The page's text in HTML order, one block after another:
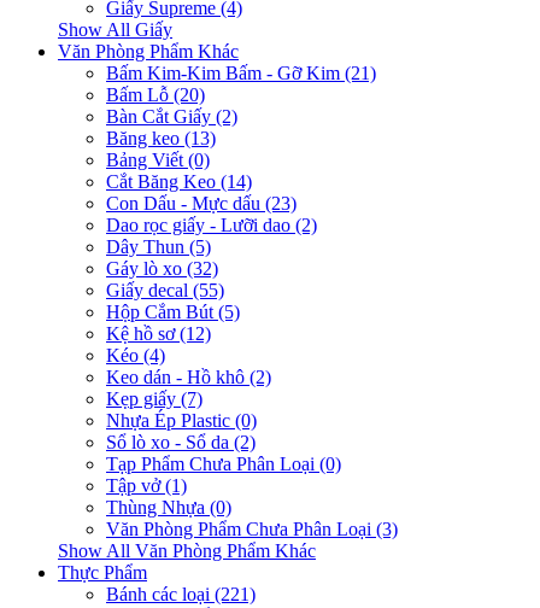
Giấy Supreme (4)
Show All Giấy
Văn Phòng Phẩm Khác
Bấm Kim-Kim Bấm - Gỡ Kim (21)
Bấm Lỗ (20)
Bàn Cắt Giấy (2)
Băng keo (13)
Bảng Viết (0)
Cắt Băng Keo (14)
Con Dấu - Mực dấu (23)
Dao rọc giấy - Lưỡi dao (2)
Dây Thun (5)
Gáy lò xo (32)
Giấy decal (55)
Hộp Cắm Bút (5)
Kệ hồ sơ (12)
Kéo (4)
Keo dán - Hồ khô (2)
Kẹp giấy (7)
Nhựa Ép Plastic (0)
Sổ lò xo - Sổ da (2)
Tạp Phẩm Chưa Phân Loại (0)
Tập vở (1)
Thùng Nhựa (0)
Văn Phòng Phẩm Chưa Phân Loại (3)
Show All Văn Phòng Phẩm Khác
Thực Phẩm
Bánh các loại (221)